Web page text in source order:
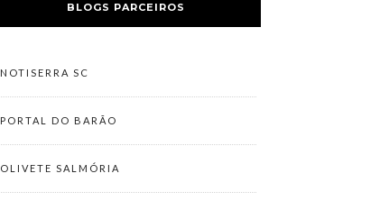
BLOGS PARCEIROS
NOTISERRA SC
PORTAL DO BARÃO
OLIVETE SALMÓRIA